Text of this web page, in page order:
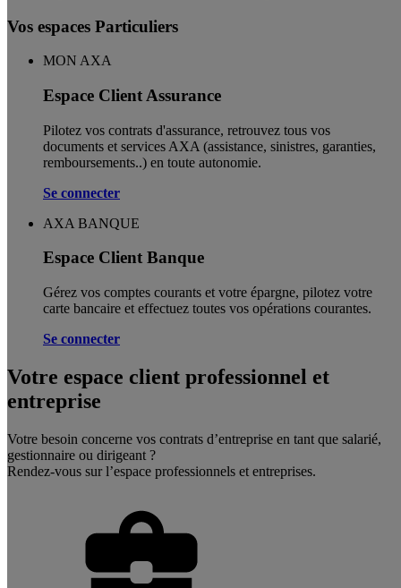
Vos espaces Particuliers
MON AXA
Espace Client Assurance
Pilotez vos contrats d'assurance, retrouvez tous vos
documents et services AXA (assistance, sinistres, garanties,
remboursements..) en toute autonomie. ​
Se connecter
AXA BANQUE
Espace Client Banque
Gérez vos comptes courants et votre épargne, pilotez votre
carte bancaire et effectuez toutes vos opérations courantes.
Se connecter
Votre espace client professionnel et
entreprise
Votre besoin concerne vos contrats d’entreprise en tant que salarié,
gestionnaire ou dirigeant ?
Rendez-vous sur l’espace professionnels et entreprises.